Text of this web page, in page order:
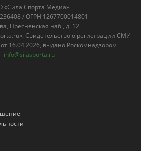
«Сила Спорта Медиа»
/ ОГРН 1267700014801
Пресненская наб., д. 12
Свидетельство о регистрации СМИ
16.04.2026, выдано Роскомнадзором
info@silasporta.ru